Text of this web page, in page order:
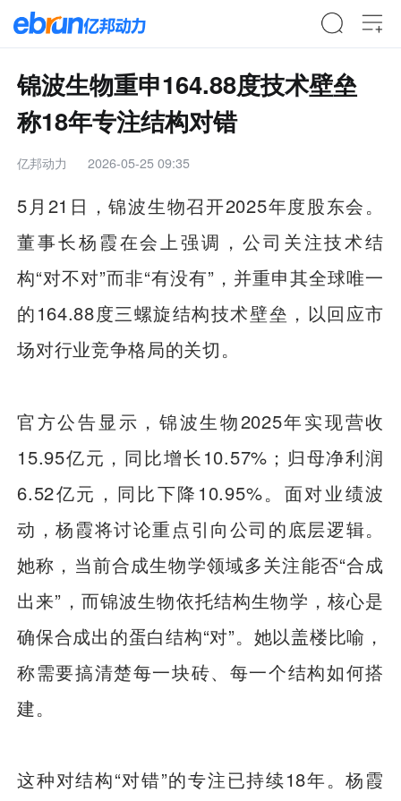
锦波生物重申164.88度技术壁垒
称18年专注结构对错
亿邦动力 2026-05-25 09:35
5月21日，锦波生物召开2025年度股东会。
董事长杨霞在会上强调，公司关注技术结
构“对不对”而非“有没有”，并重申其全球唯一
的164.88度三螺旋结构技术壁垒，以回应市
场对行业竞争格局的关切。
官方公告显示，锦波生物2025年实现营收
15.95亿元，同比增长10.57%；归母净利润
6.52亿元，同比下降10.95%。面对业绩波
动，杨霞将讨论重点引向公司的底层逻辑。
她称，当前合成生物学领域多关注能否“合成
出来”，而锦波生物依托结构生物学，核心是
确保合成出的蛋白结构“对”。她以盖楼比喻，
称需要搞清楚每一块砖、每一个结构如何搭
建。
这种对结构“对错”的专注已持续18年。杨霞